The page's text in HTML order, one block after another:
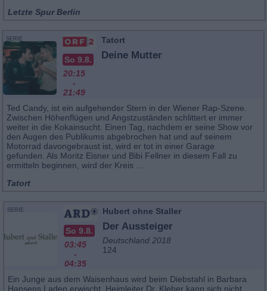
Letzte Spur Berlin
SERIE
So 9.8.
20:15
-
21:49
Tatort
Deine Mutter
Ted Candy, ist ein aufgehender Stern in der Wiener Rap-Szene.
Zwischen Höhenflügen und Angstzuständen schlittert er immer
weiter in die Kokainsucht. Einen Tag, nachdem er seine Show vor
den Augen des Publikums abgebrochen hat und auf seinem
Motorrad davongebraust ist, wird er tot in einer Garage
gefunden. Als Moritz Eisner und Bibi Fellner in diesem Fall zu
ermitteln beginnen, wird der Kreis ...
Tatort
SERIE
So 9.8.
03:45
-
04:35
Hubert ohne Staller
Der Aussteiger
Deutschland 2018
124
Ein Junge aus dem Waisenhaus wird beim Diebstahl in Barbara
Hansens Laden erwischt. Heimleiter Dr. Kleber kann sich nicht